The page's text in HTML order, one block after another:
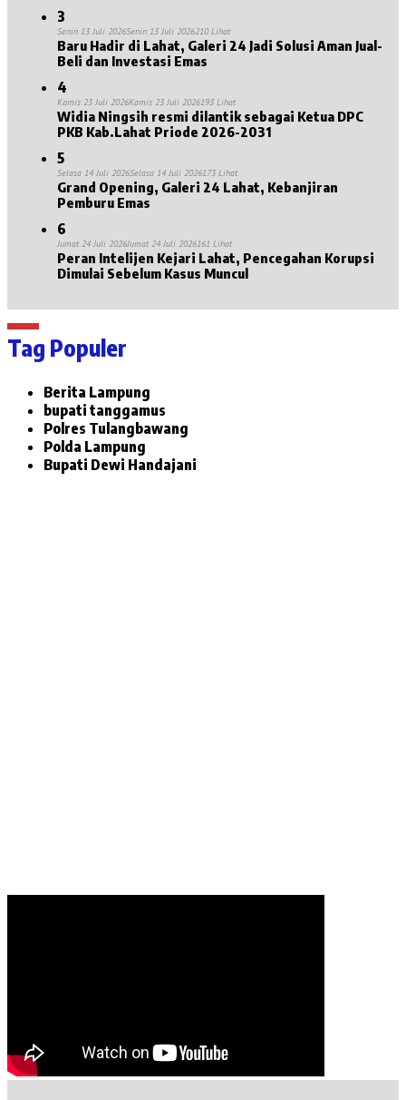
3
Senin 13 Juli 2026Senin 13 Juli 2026210 Lihat
Baru Hadir di Lahat, Galeri 24 Jadi Solusi Aman Jual-
Beli dan Investasi Emas
4
Kamis 23 Juli 2026Kamis 23 Juli 2026193 Lihat
Widia Ningsih resmi dilantik sebagai Ketua DPC
PKB Kab.Lahat Priode 2026-2031
5
Selasa 14 Juli 2026Selasa 14 Juli 2026173 Lihat
Grand Opening, Galeri 24 Lahat, Kebanjiran
Pemburu Emas
6
Jumat 24 Juli 2026Jumat 24 Juli 2026161 Lihat
Peran Intelijen Kejari Lahat, Pencegahan Korupsi
Dimulai Sebelum Kasus Muncul
Tag Populer
Berita Lampung
bupati tanggamus
Polres Tulangbawang
Polda Lampung
Bupati Dewi Handajani